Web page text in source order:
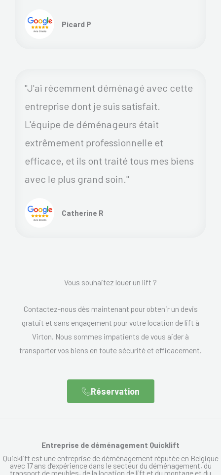
Picard P
"J'ai récemment déménagé avec cette
entreprise dont je suis satisfait.
L'équipe de déménageurs était
extrêmement professionnelle et
efficace, et ils ont traité tous mes biens
avec le plus grand soin."
Catherine R
Vous souhaitez louer un lift ?
Contactez-nous dès maintenant pour obtenir un devis
gratuit et sans engagement pour votre location de lift à
Virton. Nous sommes impatients de vous aider à
transporter vos biens en toute sécurité et efficacement.
Réservation
Entreprise de déménagement Quicklift
Quicklift est une entreprise de déménagement réputée en Belgique
avec 17 ans d’expérience dans le secteur du déménagement, du
transport de meubles, de la location de lift et du montage et du